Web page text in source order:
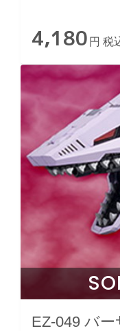
ト
4,180 円 税
EZ-049 バ